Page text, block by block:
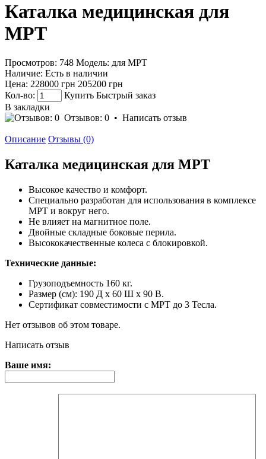
Каталка медицинская для
МРТ
Просмотров: 748 Модель: для МРТ
Наличие: Есть в наличии
Цена: 228000 грн 205200 грн
Кол-во:
Купить Быстрый заказ
В закладки
Отзывов: 0 • Написать отзыв
Описание Отзывы (0)
Каталка медицинская для МРТ
Высокое качество и комфорт.
Специально разработан для использования в комплексе
МРТ и вокруг него.
Не влияет на магнитное поле.
Двойные складные боковые перила.
Высококачественные колеса с блокировкой.
Технические данные:
Грузоподъемность 160 кг.
Размер (см): 190 Д x 60 Ш x 90 В.
Сертификат совместимости с МРТ до 3 Тесла.
Нет отзывов об этом товаре.
Написать отзыв
Ваше имя: